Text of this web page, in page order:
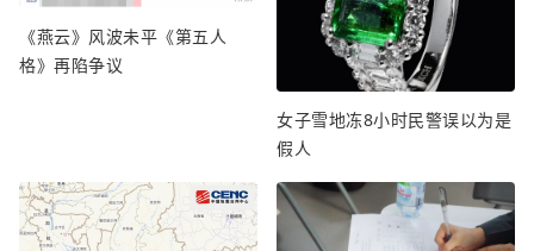
《燕云》风波未平《第五人
格》再陷争议
女子雪地冻8小时民警误以为是
假人